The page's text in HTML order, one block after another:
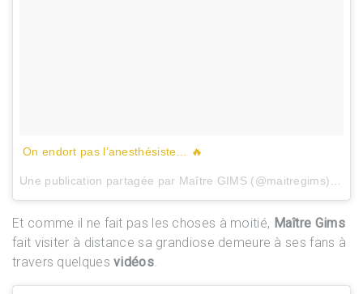
On endort pas l’anesthésiste… 🔥
Une publication partagée par Maître GIMS (@maitregims) le
Et comme il ne fait pas les choses à moitié, Maître Gims
fait visiter à distance sa grandiose demeure à ses fans à
travers quelquesvidéos.